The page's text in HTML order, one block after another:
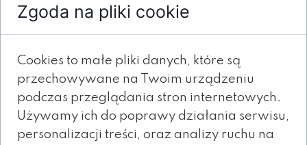
dowolnie zmieniać rozmiar i położenie tego
elementu oraz wszelkie parametry wliczając w to
tło, obramowanie i wiele innych. Elementom
tekstowych możesz też ustawić animację, dzięki
czemu, gdy użytkownik strony wyświetli je na
ekranie, pokażą się one z wybranym efektem.
Zgoda na pliki cookie
Cookies to małe pliki danych, które są
przechowywane na Twoim urządzeniu
podczas przeglądania stron internetowych.
Używamy ich do poprawy działania serwisu,
personalizacji treści, oraz analizy ruchu na